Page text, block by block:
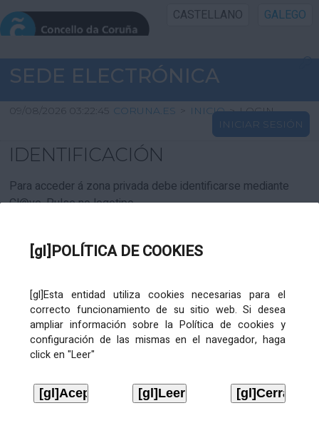
[gl]POLÍTICA DE COOKIES
[gl]Esta entidad utiliza cookies necesarias para el
correcto funcionamiento de su sitio web. Si desea
ampliar información sobre la Política de cookies y
configuración de las mismas en el navegador, haga
click en "Leer"
CASTELLANO GALEGO
INICIO SEDE
INICIO
INFORMACIÓN PÚBLICA
CARTAFOL CIDADÁN
SEDE ELECTRÓNICA
09/08/2026 03:22:45 CORUNA.ES > INICIO > LOGIN
INICIAR SESIÓN
IDENTIFICACIÓN
Para acceder á zona privada debe identificarse mediante
Cl@ve. Pulse no logotipo